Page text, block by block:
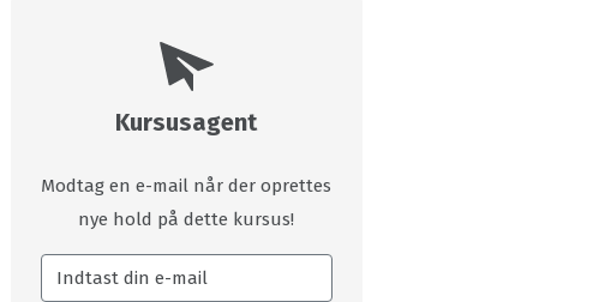
Kursusagent
Modtag en e-mail når der oprettes
nye hold på dette kursus!